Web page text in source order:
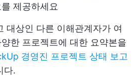
제공하세요
대상인 다른 이해관계자가 여
한 프로젝트에 대한 요약본을
경영진 프로젝트 상태 보고
다.